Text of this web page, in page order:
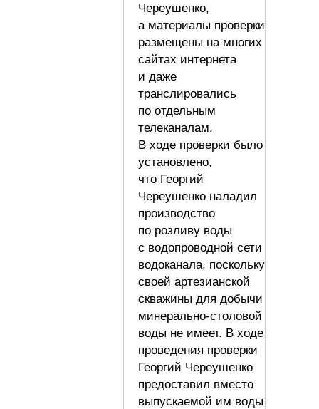
Череушенко,
а материалы проверки
размещены на многих
сайтах интернета
и даже
транслировались
по отдельным
телеканалам.
В ходе проверки было
установлено,
что Георгий
Череушенко наладил
производство
по розливу воды
с водопроводной сети
водоканала, поскольку
своей артезианской
скважины для добычи
минерально-столовой
воды не имеет. В ходе
проведения проверки
Георгий Череушенко
предоставил вместо
выпускаемой им воды